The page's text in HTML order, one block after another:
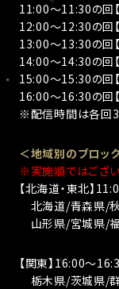
11:00〜11:30の回
12:00〜12:30の回【
13:00〜13:30の回【
14:00〜14:30の回【
15:00〜15:30の回【
16:00〜16:30の回【
※配信時間は各回
＜地域別のブロッ
※実施順ではござい
【北海道・東北】
北海道/青森県/
山形県/宮城県/
【関東】16:00〜
栃木県/茨城県/